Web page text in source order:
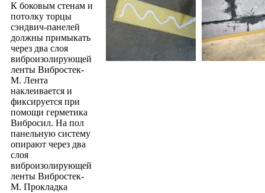
К боковым стенам и
потолку торцы
сэндвич-панелей
должны примыкать
через два слоя
виброизолирующей
ленты Вибростек-
М. Лента
наклеивается и
фиксируется при
помощи герметика
Вибросил. На пол
панельную систему
опирают через два
слоя
виброизолирующей
ленты Вибростек-
М. Прокладка